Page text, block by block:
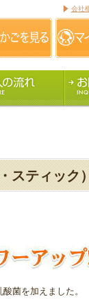
会社
スティック
菌を加えました。